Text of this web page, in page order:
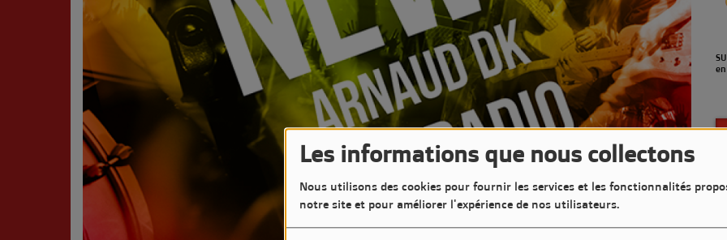
Les informations que nous collectons
Nous utilisons des cookies pour fournir les services et les fonctionnalités
notre site et pour améliorer l'expérience de nos utilisateurs.